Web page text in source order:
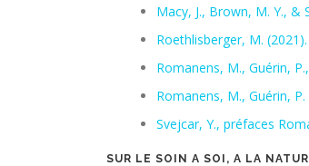
Macy, J., Brown, M. Y., &
Roethlisberger, M. (2021).
Romanens, M., Guérin,
Romanens, M., Guérin, P.
Svejcar, Y., préfaces
SUR LE SOIN A SOI, A LA